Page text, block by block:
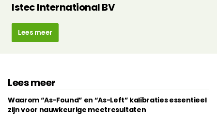
Istec International BV
Lees meer
Lees meer
Waarom “As-Found” en “As-Left” kalibraties essentieel
zijn voor nauwkeurige meetresultaten